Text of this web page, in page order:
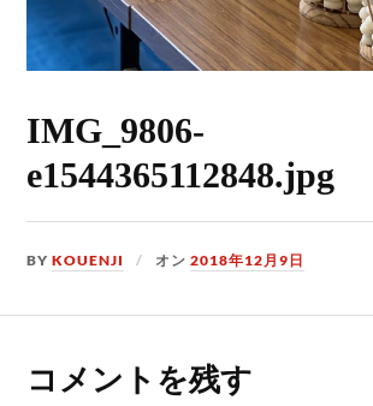
IMG_9806-
e1544365112848.jpg
BYKOUENJI オン2018年12月9日
コメントを残す